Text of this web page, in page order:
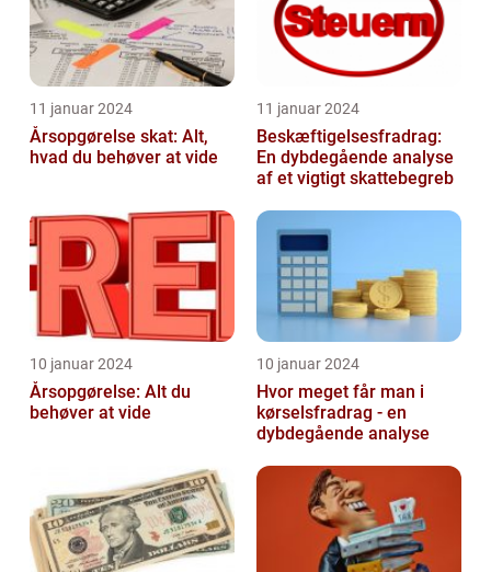
11 januar 2024
Årsopgørelse skat: Alt,
hvad du behøver at vide
11 januar 2024
Beskæftigelsesfradrag:
En dybdegående analyse
af et vigtigt skattebegreb
10 januar 2024
Årsopgørelse: Alt du
behøver at vide
10 januar 2024
Hvor meget får man i
kørselsfradrag - en
dybdegående analyse